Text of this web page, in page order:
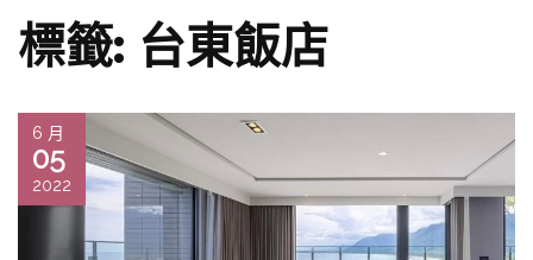
標籤: 台東飯店
6 月
05
2022